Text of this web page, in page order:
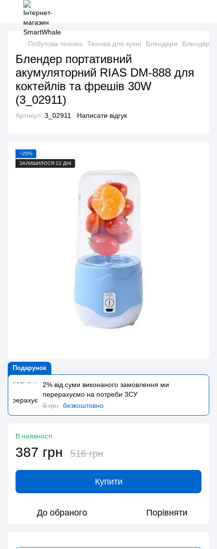
Побутова техніка Техніка для кухні Блендери Блендери
Блендер портативний
акумуляторний RIAS DM-888 для
коктейлів та фрешів 30W
(3_02911)
Артикул: 3_02911 Написати відгук
−25%
ЗАЛИШИЛОСЯ 22 ДНІ
Подарунок
2% від суми виконаного замовлення ми
перерахуємо на потреби 3CУ
8 грн безкоштовно
В наявності
387 грн 516 грн
Купити
До обраного Порівняти